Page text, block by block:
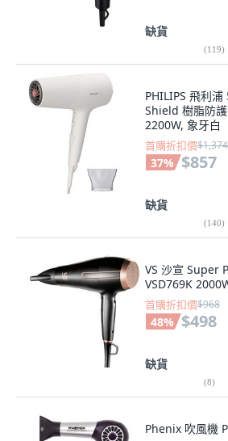
缺貨
(119)
PHILIPS 飛利
Shield 樹脂防
2200W, 象牙白
首購折扣價$1,374
37% $857
缺貨
(140)
VS 沙宣 Super
VSD769K
首購折扣價$968
48% $498
缺貨
(8)
Phenix 吹風機